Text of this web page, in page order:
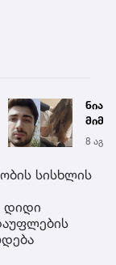
ნია
8 აგვ
სისხლის
დიდი